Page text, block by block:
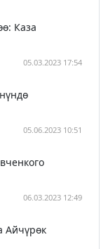
Каза
05.03.2023 17:54
05.06.2023 10:51
06.03.2023 12:49
Айчүрөк